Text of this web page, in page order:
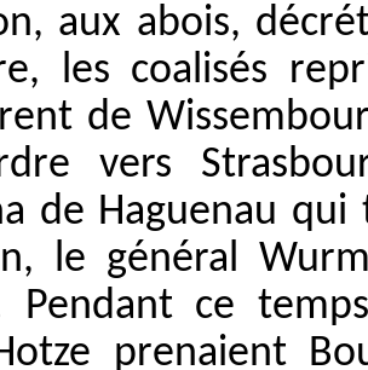
aux abois,
les coalisés
de
vers
de Haguenau
le général
Pendant ce
prenaient